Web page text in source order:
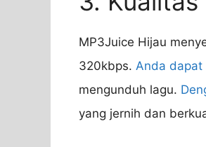
MP3Juice Hijau
320kbps. Anda dapat
mengunduh lagu.
yang jernih dan